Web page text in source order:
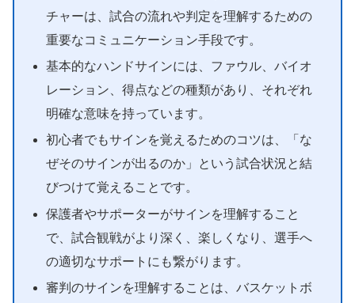
チャーは、試合の流れや判定を理解するための
重要なコミュニケーション手段です。
基本的なハンドサインには、ファウル、バイオ
レーション、得点などの種類があり、それぞれ
明確な意味を持っています。
初心者でもサインを覚えるためのコツは、「な
ぜそのサインが出るのか」という試合状況と結
びつけて覚えることです。
保護者やサポーターがサインを理解すること
で、試合観戦がより深く、楽しくなり、選手へ
の適切なサポートにも繋がります。
審判のサインを理解することは、バスケットボ